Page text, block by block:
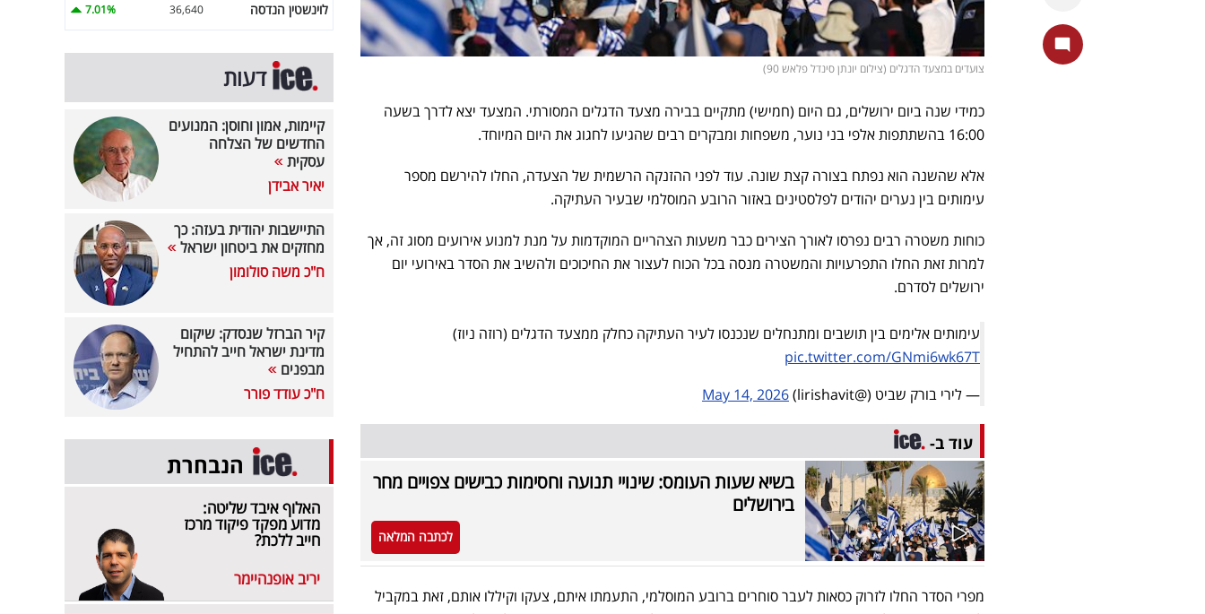
צועדים במצעד הדגלים (צילום יונתן סינדל פלאש 90)
כמידי שנה ביום ירושלים, גם היום (חמישי) מתקיים בבירה מצעד הדגלים המסורתי. המצעד יצא לדרך בשעה
16:00 בהשתתפות אלפי בני נוער, משפחות ומבקרים רבים שהגיעו לחגוג את היום המיוחד.
אלא שהשנה הוא נפתח בצורה קצת שונה. עוד לפני ההזנקה הרשמית של הצעדה, החלו להירשם מספר
עימותים בין נערים יהודים לפלסטינים באזור הרובע המוסלמי שבעיר העתיקה.
כוחות משטרה רבים נפרסו לאורך הצירים כבר משעות הצהריים המוקדמות על מנת למנוע אירועים מסוג זה, אך
למרות זאת החלו התפרעויות והמשטרה מנסה בכל הכוח לעצור את החיכוכים ולהשיב את הסדר באירועי יום
ירושלים לסדרם.
עימותים אלימים בין תושבים ומתנחלים שנכנסו לעיר העתיקה כחלק ממצעד הדגלים (רוזה ניוז)
pic.twitter.com/GNmi6wk67T
— לירי בורק שביט (@lirishavit)
May 14, 2026
עוד ב-
בשיא שעות העומס: שינויי תנועה וחסימות כבישים צפויים מחר
בירושלים
לכתבה המלאה
מפרי הסדר החלו לזרוק כסאות לעבר סוחרים ברובע המוסלמי, התעמתו איתם, צעקו וקיללו אותם, זאת במקביל
לוינשטין הנדסה 36,640
7.01%
דעות
קיימות, אמון וחוסן: המנועים
החדשים של הצלחה
עסקית
יאיר אבידן
התיישבות יהודית בעזה: כך
מחזקים את ביטחון ישראל
ח"כ משה סולומון
קיר הברזל שנסדק: שיקום
מדינת ישראל חייב להתחיל
מבפנים
ח"כ עודד פורר
הנבחרת
האלוף איבד שליטה:
מדוע מפקד פיקוד מרכז
חייב ללכת?
יריב אופנהיימר